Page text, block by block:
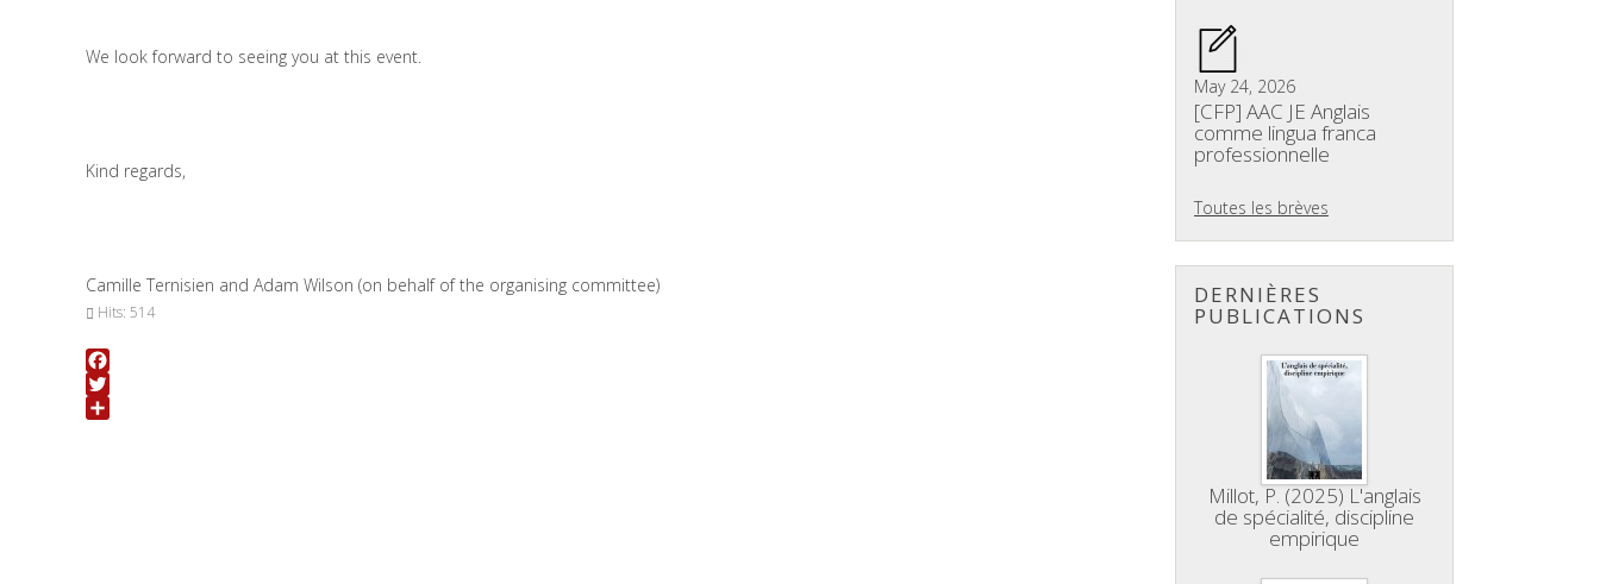
We look forward to seeing you at this event.
Kind regards,
Camille Ternisien and Adam Wilson (on behalf of the organising committee)
Hits: 514
Facebook
Twitter
May 24, 2026
[CFP] AAC JE Anglais
comme lingua franca
professionnelle
Toutes les brèves
DERNIÈRES
PUBLICATIONS
Millot, P. (2025) L'anglais
de spécialité, discipline
empirique